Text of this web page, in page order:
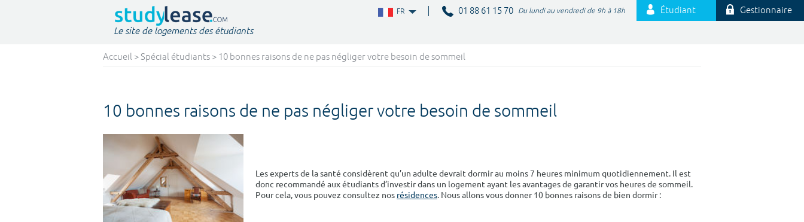
FR 01 88 61 15 70 Du lundi au vendredi de 9h à 18h Étudiant Gestionnaire
Le site de logements des étudiants
Accueil >Spécial étudiants > 10 bonnes raisons de ne pas négliger votre besoin de sommeil
10 bonnes raisons de ne pas négliger votre besoin de sommeil
Les experts de la santé considèrent qu’un adulte devrait dormir au moins 7 heures minimum quotidiennement. Il est
donc recommandé aux étudiants d’investir dans un logement ayant les avantages de garantir vos heures de sommeil.
Pour cela, vous pouvez consultez nos résidences. Nous allons vous donner 10 bonnes raisons de bien dormir :